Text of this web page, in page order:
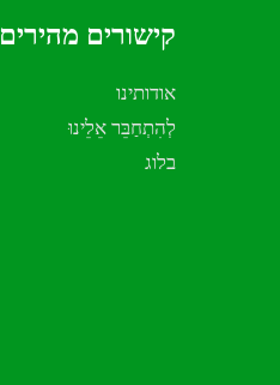
קישורים מהירים
אודותינו
לְהִתְחַבֵּר אֵלֵינוּ
בלוג